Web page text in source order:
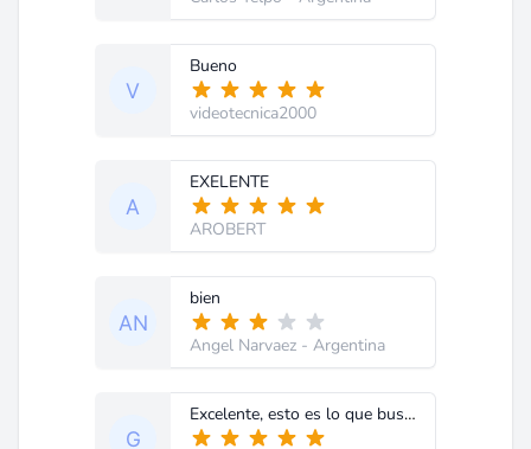
Bueno
videotecnica2000
EXELENTE
AROBERT
bien
Angel Narvaez - Argentina
Excelente, esto es lo que busco muchisimas gracias